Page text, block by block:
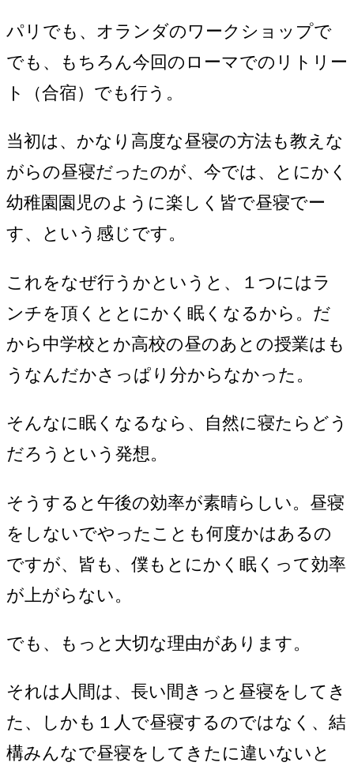
パリでも、オランダのワークショップで
でも、もちろん今回のローマでのリトリー
ト（合宿）でも行う。
当初は、かなり高度な昼寝の方法も教えな
がらの昼寝だったのが、今では、とにかく
幼稚園園児のように楽しく皆で昼寝でー
す、という感じです。
これをなぜ行うかというと、１つにはラ
ンチを頂くととにかく眠くなるから。だ
から中学校とか高校の昼のあとの授業はも
うなんだかさっぱり分からなかった。
そんなに眠くなるなら、自然に寝たらどう
だろうという発想。
そうすると午後の効率が素晴らしい。昼寝
をしないでやったことも何度かはあるの
ですが、皆も、僕もとにかく眠くって効率
が上がらない。
でも、もっと大切な理由があります。
それは人間は、長い間きっと昼寝をしてき
た、しかも１人で昼寝するのではなく、結
構みんなで昼寝をしてきたに違いないと